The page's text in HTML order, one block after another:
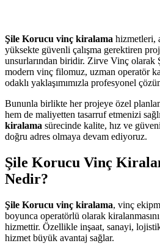
Şile Korucu vinç kiralama hizmetleri,
yüksekte güvenli çalışma gerektiren
unsurlarından biridir. Zirve Vinç olarak
modern vinç filomuz, uzman operatör
odaklı yaklaşımımızla profesyonel
Bununla birlikte her projeye özel
hem de maliyetten tasarruf etmenizi
kiralama sürecinde kalite, hız ve
doğru adres olmaya devam ediyoruz.
Şile Korucu Vinç
Nedir?
Şile Korucu vinç kiralama, vinç
boyunca operatörlü olarak
hizmettir. Özellikle inşaat, sanayi,
hizmet büyük avantaj sağlar.